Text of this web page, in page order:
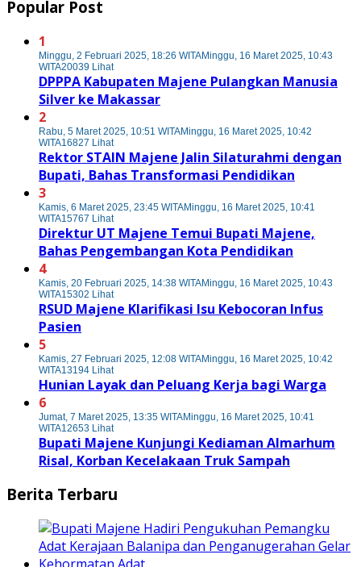
Popular Post
1
Minggu, 2 Februari 2025, 18:26 WITAMinggu, 16 Maret 2025, 10:43
WITA20039 Lihat
DPPPA Kabupaten Majene Pulangkan Manusia
Silver ke Makassar
2
Rabu, 5 Maret 2025, 10:51 WITAMinggu, 16 Maret 2025, 10:42
WITA16827 Lihat
Rektor STAIN Majene Jalin Silaturahmi dengan
Bupati, Bahas Transformasi Pendidikan
3
Kamis, 6 Maret 2025, 23:45 WITAMinggu, 16 Maret 2025, 10:41
WITA15767 Lihat
Direktur UT Majene Temui Bupati Majene,
Bahas Pengembangan Kota Pendidikan
4
Kamis, 20 Februari 2025, 14:38 WITAMinggu, 16 Maret 2025, 10:43
WITA15302 Lihat
RSUD Majene Klarifikasi Isu Kebocoran Infus
Pasien
5
Kamis, 27 Februari 2025, 12:08 WITAMinggu, 16 Maret 2025, 10:42
WITA13194 Lihat
Hunian Layak dan Peluang Kerja bagi Warga
6
Jumat, 7 Maret 2025, 13:35 WITAMinggu, 16 Maret 2025, 10:41
WITA12653 Lihat
Bupati Majene Kunjungi Kediaman Almarhum
Risal, Korban Kecelakaan Truk Sampah
Berita Terbaru